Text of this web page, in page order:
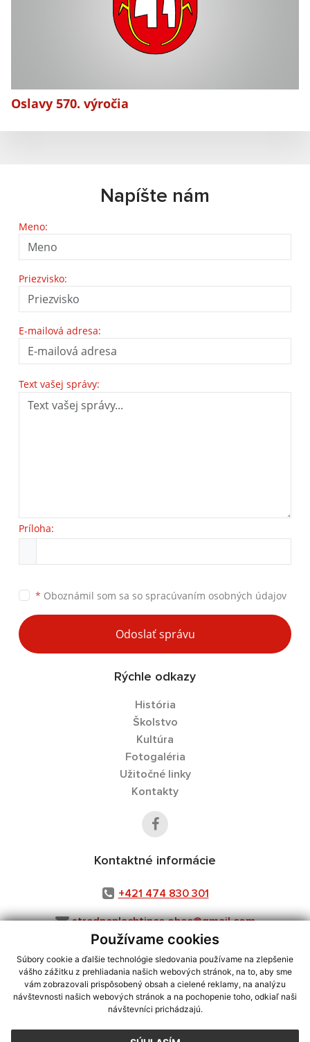
Používame cookies
Súbory cookie a ďalšie technológie sledovania používame na zlepšenie
vášho zážitku z prehliadania našich webových stránok, na to, aby sme
vám zobrazovali prispôsobený obsah a cielené reklamy, na analýzu
návštevnosti našich webových stránok a na pochopenie toho, odkiaľ naši
návštevníci prichádzajú.
Oslavy 570. výročia
Napíšte nám
Meno:
Priezvisko:
E-mailová adresa:
Text vašej správy:
Príloha:
* Oboznámil som sa so spracúvaním osobných údajov
Odoslať správu
Rýchle odkazy
História
Školstvo
Kultúra
Fotogaléria
Užitočné linky
Kontakty
Kontaktné informácie
+421 474 830 301
stredneplachtince.obec@gmail.com
využite možnosť získavania aktuálnych informácií s využitím RSS
CMS systém (redakčný) systém ECHELON 2,Mapa stránok,web portál
webex.digital, s.r.o.,domény,registrácia domény